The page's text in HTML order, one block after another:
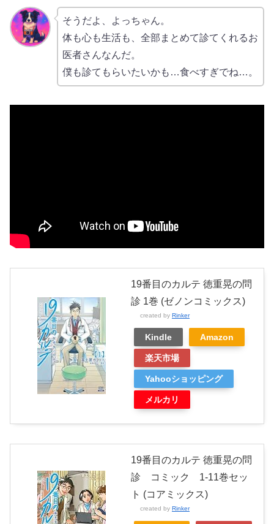
そうだよ、よっちゃん。
体も心も生活も、全部まとめて診てくれるお
医者さんなんだ。
僕も診てもらいたいかも…食べすぎでね…。
19番目のカルテ 徳重晃の問
診 1巻 (ゼノンコミックス)
created by Rinker
Kindle Amazon
楽天市場
Yahooショッピング
メルカリ
19番目のカルテ 徳重晃の問
診 コミック 1-11巻セッ
ト (コアミックス)
created by Rinker